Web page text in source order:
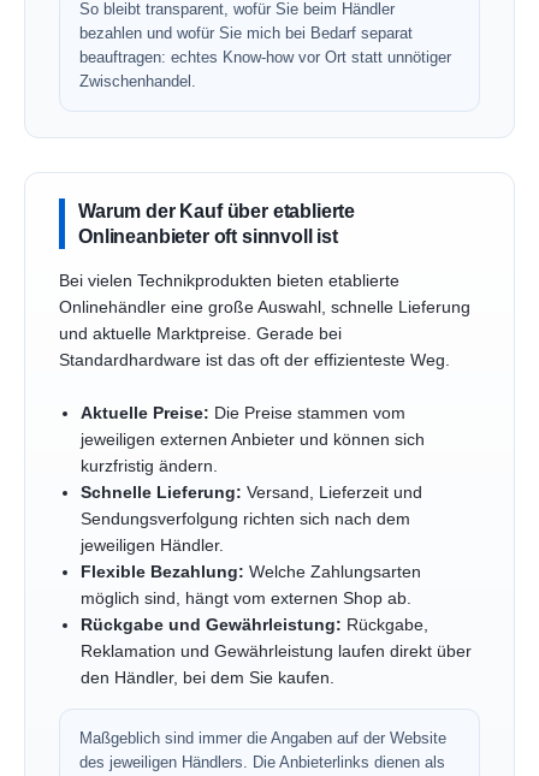
So bleibt transparent, wofür Sie beim Händler
bezahlen und wofür Sie mich bei Bedarf separat
beauftragen: echtes Know-how vor Ort statt unnötiger
Zwischenhandel.
Warum der Kauf über etablierte
Onlineanbieter oft sinnvoll ist
Bei vielen Technikprodukten bieten etablierte
Onlinehändler eine große Auswahl, schnelle Lieferung
und aktuelle Marktpreise. Gerade bei
Standardhardware ist das oft der effizienteste Weg.
Aktuelle Preise: Die Preise stammen vom
jeweiligen externen Anbieter und können sich
kurzfristig ändern.
Schnelle Lieferung: Versand, Lieferzeit und
Sendungsverfolgung richten sich nach dem
jeweiligen Händler.
Flexible Bezahlung: Welche Zahlungsarten
möglich sind, hängt vom externen Shop ab.
Rückgabe und Gewährleistung: Rückgabe,
Reklamation und Gewährleistung laufen direkt über
den Händler, bei dem Sie kaufen.
Maßgeblich sind immer die Angaben auf der Website
des jeweiligen Händlers. Die Anbieterlinks dienen als